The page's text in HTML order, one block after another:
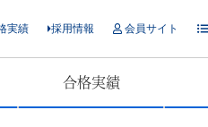
実績 採用情報 会員サイト
合格実績